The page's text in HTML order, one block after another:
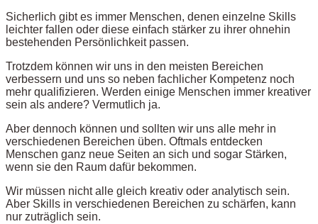
Sicherlich gibt es immer Menschen, denen einzelne Skills
leichter fallen oder diese einfach stärker zu ihrer ohnehin
bestehenden Persönlichkeit passen.
Trotzdem können wir uns in den meisten Bereichen
verbessern und uns so neben fachlicher Kompetenz noch
mehr qualifizieren. Werden einige Menschen immer kreativer
sein als andere? Vermutlich ja.
Aber dennoch können und sollten wir uns alle mehr in
verschiedenen Bereichen üben. Oftmals entdecken
Menschen ganz neue Seiten an sich und sogar Stärken,
wenn sie den Raum dafür bekommen.
Wir müssen nicht alle gleich kreativ oder analytisch sein.
Aber Skills in verschiedenen Bereichen zu schärfen, kann
nur zuträglich sein.